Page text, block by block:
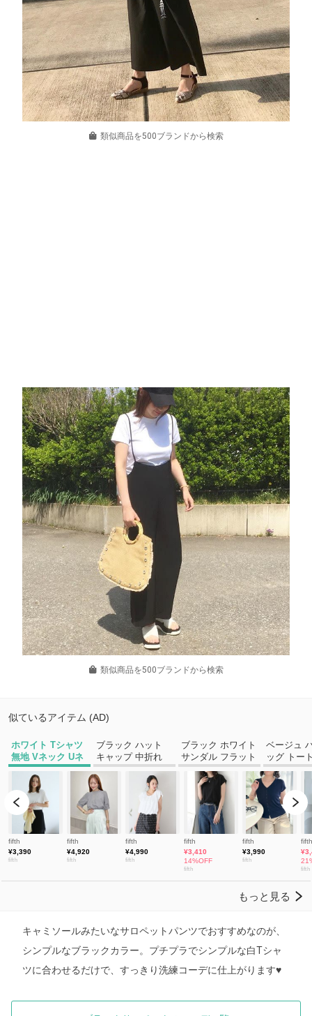
類似商品を500ブランドから検索
類似商品を500ブランドから検索
キャミソールみたいなサロペットパンツでおすすめなのが、
シンプルなブラックカラー。プチプラでシンプルな白Tシャ
ツに合わせるだけで、すっきり洗練コーデに仕上がります♥